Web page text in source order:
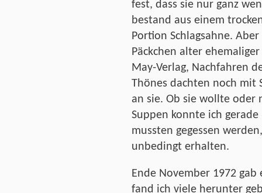
fest, dass sie nur ganz
bestand aus einem
Portion Schlagsahne.
Päckchen alter
May-Verlag, Nachfahren
Thönes dachten noch mit
an sie. Ob sie wollte oder
Suppen konnte ich
mussten gegessen
unbedingt erhalten.
Ende November 1972
fand ich viele herunter